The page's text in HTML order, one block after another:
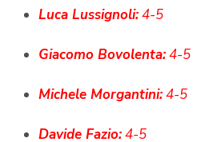
Luca Lussignoli:4-5
Giacomo Bovolenta:4-5
Michele Morgantini:4-5
Davide Fazio:4-5